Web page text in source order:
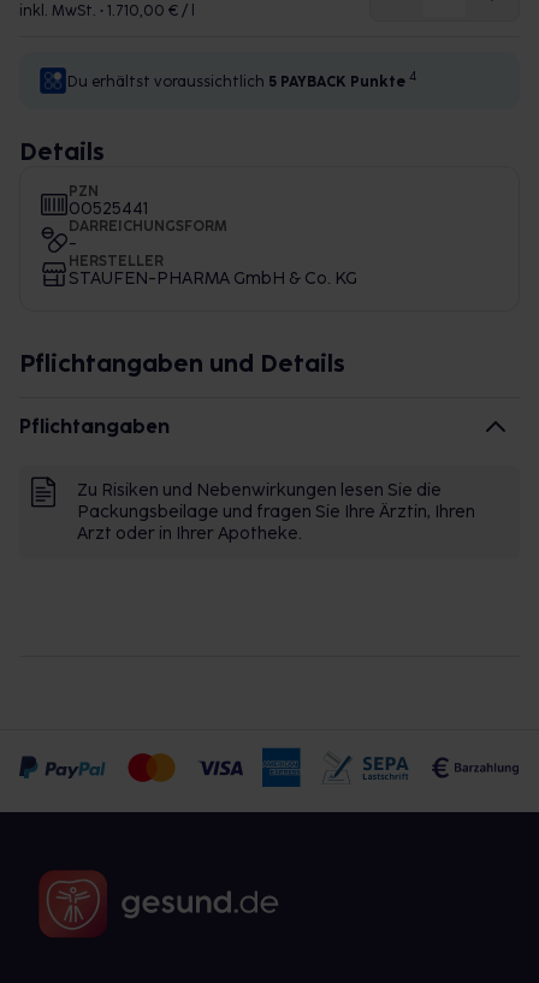
inkl. MwSt. • 1.710,00 € / l
Du erhältst voraussichtlich 5 PAYBACK Punkte 4
Details
PZN
00525441
DARREICHUNGSFORM
-
HERSTELLER
STAUFEN-PHARMA GmbH & Co. KG
Pflichtangaben und Details
Pflichtangaben
Zu Risiken und Nebenwirkungen lesen Sie die
Packungsbeilage und fragen Sie Ihre Ärztin, Ihren
Arzt oder in Ihrer Apotheke.